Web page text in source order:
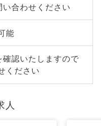
合わせください
能
認いたしますので
ください
人